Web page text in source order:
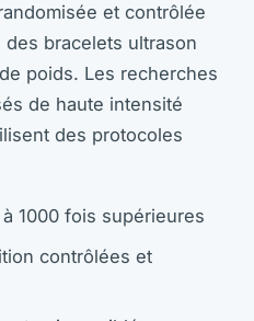
et contrôlée
des bracelets ultrason
poids. Les recherches
de haute intensité
des protocoles
1000 fois supérieures
contrôlées et